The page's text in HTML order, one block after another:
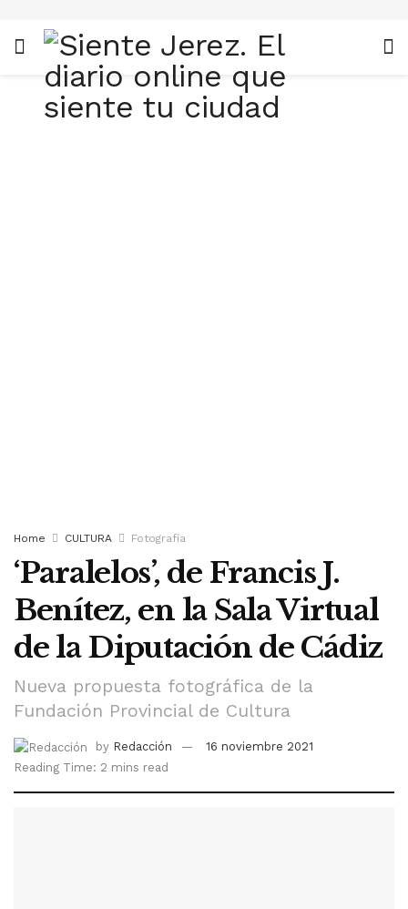
Home CULTURA Fotografía
‘Paralelos’, de Francis J.
Benítez, en la Sala Virtual
de la Diputación de Cádiz
Nueva propuesta fotográfica de la
Fundación Provincial de Cultura
by Redacción
16 noviembre 2021
Reading Time: 2 mins read